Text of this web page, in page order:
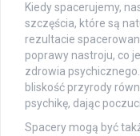
Kiedy spacerujemy,
szczęścia, które są
rezultacie
poprawy nastroju, co
zdrowia
bliskość przyrody
psychikę, dając
Spacery mogą być